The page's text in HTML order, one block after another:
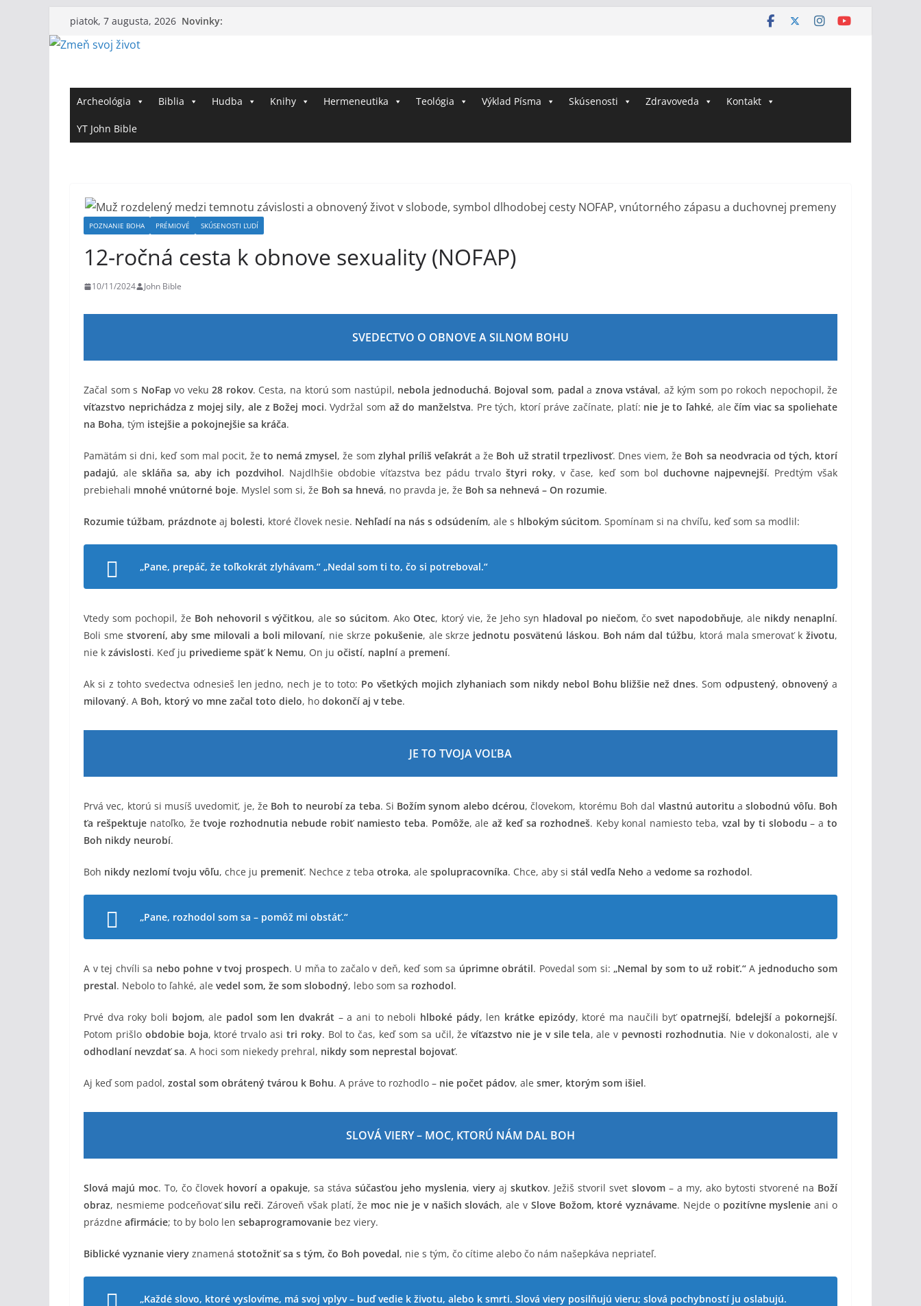
to
piatok, 7 augusta, 2026 Novinky:
i
o
o
o
Archeológia Biblia Hudba Knihy Hermeneutika Teológia Výklad Písma Skúsenosti Zdravoveda Kontakt
YT John Bible
POZNANIE BOHA PRÉMIOVÉ SKÚSENOSTI ĽUDÍ
12-ročná cesta k obnove sexuality (NOFAP)
10/11/2024 John Bible
SVEDECTVO O OBNOVE A SILNOM BOHU
Začal som s NoFap vo veku28 rokov. Cesta, na ktorú som nastúpil, nebola jednoduchá. Bojoval som, padal a znova vstával, až kým som po rokoch nepochopil, že
víťazstvo neprichádza z mojej sily, ale z Božej moci. Vydržal som až do manželstva. Pre tých, ktorí práve začínate, platí: nie je to ľahké, alečím viac sa spoliehate
na Boha, tým istejšie a pokojnejšie sa kráča.
Pamätám si dni, keď som mal pocit, žeto nemá zmysel, že som zlyhal príliš veľakrát a že Boh už stratil trpezlivosť. Dnes viem, že Boh sa neodvracia od tých, ktorí
padajú, aleskláňa sa, aby ich pozdvihol. Najdlhšie obdobie víťazstva bez pádu trvaloštyri roky, v čase, keď som bol duchovne najpevnejší. Predtým však
prebiehali mnohé vnútorné boje. Myslel som si, že Boh sa hnevá, no pravda je, že Boh sa nehnevá – On rozumie.
Rozumie túžbam, prázdnote aj bolesti, ktoré človek nesie. Nehľadí na nás s odsúdením, ale s hlbokým súcitom. Spomínam si na chvíľu, keď som sa modlil:
„Pane, prepáč, že toľkokrát zlyhávam.“ „Nedal som ti to, čo si potreboval.“
Vtedy som pochopil, že Boh nehovoril s výčitkou, aleso súcitom. AkoOtec, ktorý vie, že Jeho syn hladoval po niečom, čosvet napodobňuje, ale nikdy nenaplní.
Boli sme stvorení, aby sme milovali a boli milovaní, nie skrze pokušenie, ale skrze jednotu posvätenú láskou. Boh nám dal túžbu, ktorá mala smerovať kživotu,
nie k závislosti. Keď ju privedieme späť k Nemu, On ju očistí, naplní a premení.
Ak si z tohto svedectva odnesieš len jedno, nech je to toto: Po všetkých mojich zlyhaniach som nikdy nebol Bohu bližšie než dnes. Somodpustený,obnovený a
milovaný. A Boh, ktorý vo mne začal toto dielo, ho dokončí aj v tebe.
JE TO TVOJA VOĽBA
Prvá vec, ktorú si musíš uvedomiť, je, že Boh to neurobí za teba. Si Božím synom alebo dcérou, človekom, ktorému Boh dal vlastnú autoritu aslobodnú vôľu. Boh
ťa rešpektujenatoľko, žetvoje rozhodnutia nebude robiť namiesto teba. Pomôže, aleaž keď sa rozhodneš. Keby konal namiesto teba, vzal by ti slobodu – ato
Boh nikdy neurobí.
Boh nikdy nezlomí tvoju vôľu, chce ju premeniť. Nechce z teba otroka, ale spolupracovníka. Chce, aby si stál vedľa Neho a vedome sa rozhodol.
„Pane, rozhodol som sa – pomôž mi obstáť.“
A v tej chvíli sa nebo pohne v tvoj prospech. U mňa to začalo v deň, keď som sa úprimne obrátil. Povedal som si: „Nemal by som to už robiť.“A jednoducho som
prestal. Nebolo to ľahké, ale vedel som, že som slobodný, lebo som sa rozhodol.
Prvé dva roky boli bojom, ale padol som len dvakrát – a ani to neboli hlboké pády, len krátke epizódy, ktoré ma naučili byťopatrnejší, bdelejšía pokornejší.
Potom prišlo obdobie boja, ktoré trvalo asi tri roky. Bol to čas, keď som sa učil, ževíťazstvo nie je v sile tela, ale v pevnosti rozhodnutia. Nie v dokonalosti, ale v
odhodlaní nevzdať sa. A hoci som niekedy prehral, nikdy som neprestal bojovať.
Aj keď som padol, zostal som obrátený tvárou k Bohu. A práve to rozhodlo – nie počet pádov, ale smer, ktorým som išiel.
SLOVÁ VIERY – MOC, KTORÚ NÁM DAL BOH
Slová majú moc. To, čo človek hovorí a opakuje, sa stáva súčasťou jeho myslenia,viery ajskutkov. Ježiš stvoril svet slovom– a my, ako bytosti stvorené na Boží
obraz, nesmieme podceňovaťsilu reči. Zároveň však platí, že moc nie je v našich slovách, ale v Slove Božom, ktoré vyznávame. Nejde o pozitívne myslenie ani o
prázdne afirmácie; to by bolo len sebaprogramovanie bez viery.
Biblické vyznanie viery znamená stotožniť sa s tým, čo Boh povedal, nie s tým, čo cítime alebo čo nám našepkáva nepriateľ.
„Každé slovo, ktoré vyslovíme, má svoj vplyv – buď vedie k životu, alebo k smrti. Slová viery posilňujú vieru; slová pochybností ju oslabujú.